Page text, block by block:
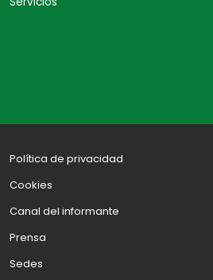
Política de privacidad
Cookies
Canal del informante
Prensa
Sedes